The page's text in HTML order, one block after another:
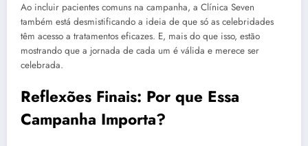
Ao incluir pacientes comuns na campanha, a Clínica Seven
também está desmistificando a ideia de que só as celebridades
têm acesso a tratamentos eficazes. E, mais do que isso, estão
mostrando que a jornada de cada um é válida e merece ser
celebrada.
Reflexões Finais: Por que Essa
Campanha Importa?